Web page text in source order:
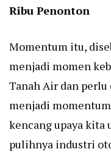
Ribu Penonton
Momentum itu,
menjadi momen
Tanah Air dan
menjadi
kencang upaya kita
pulihnya industri